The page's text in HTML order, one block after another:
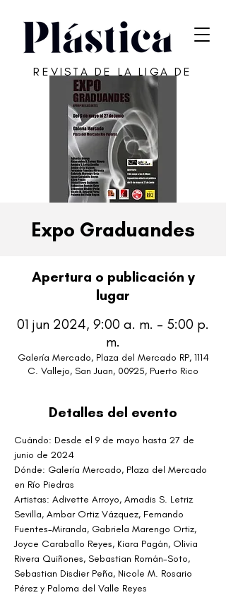
REVISTA DE LA LIGA DE
ARTE DE SAN JUAN
Expo Graduandes
Apertura o publicación y
lugar
01 jun 2024, 9:00 a. m. – 5:00 p.
m.
Galería Mercado, Plaza del Mercado RP, 1114
C. Vallejo, San Juan, 00925, Puerto Rico
Detalles del evento
Cuándo: Desde el 9 de mayo hasta 27 de
junio de 2024
Dónde: Galería Mercado, Plaza del Mercado
en Río Piedras
Artistas: Adivette Arroyo, Amadis S. Letriz
Sevilla, Ambar Ortiz Vázquez, Fernando
Fuentes-Miranda, Gabriela Marengo Ortiz,
Joyce Caraballo Reyes, Kiara Pagán, Olivia
Rivera Quiñones, Sebastian Román-Soto,
Sebastian Disdier Peña, Nicole M. Rosario
Pérez y Paloma del Valle Reyes